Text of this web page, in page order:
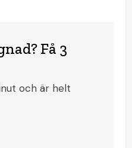
Få 3
och är helt